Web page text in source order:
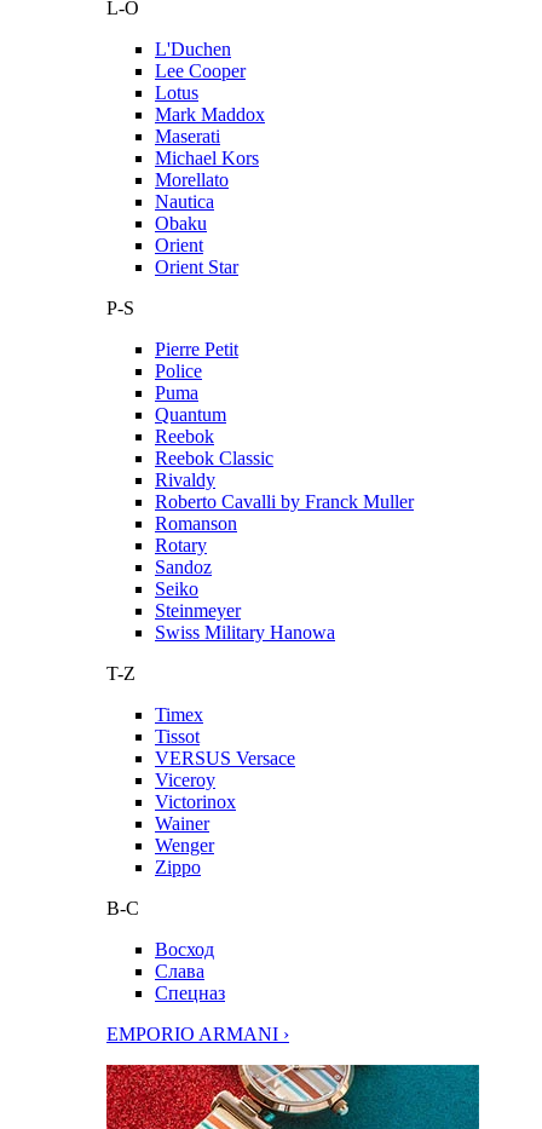
L-O
L'Duchen
Lee Cooper
Lotus
Mark Maddox
Maserati
Michael Kors
Morellato
Nautica
Obaku
Orient
Orient Star
P-S
Pierre Petit
Police
Puma
Quantum
Reebok
Reebok Classic
Rivaldy
Roberto Cavalli by Franck Muller
Romanson
Rotary
Sandoz
Seiko
Steinmeyer
Swiss Military Hanowa
T-Z
Timex
Tissot
VERSUS Versace
Viceroy
Victorinox
Wainer
Wenger
Zippo
В-С
Восход
Слава
Спецназ
EMPORIO ARMANI ›